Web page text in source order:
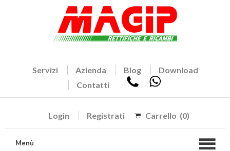
Servizi Azienda Blog
Download
Contatti
Login Registrati Carrello (0)
Menù